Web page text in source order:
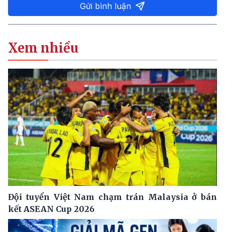
Gửi bình luận
Xem nhiều
Đội tuyển Việt Nam chạm trán Malaysia ở bán
kết ASEAN Cup 2026